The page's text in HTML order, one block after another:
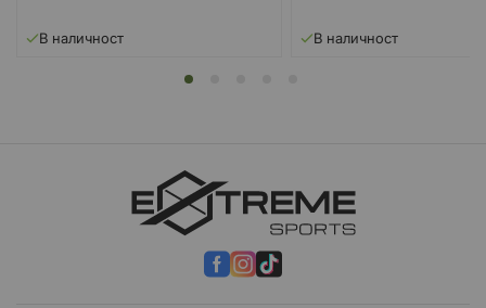
В наличност В наличност